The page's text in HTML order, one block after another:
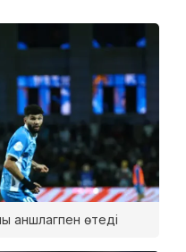
аншлагпен өтеді